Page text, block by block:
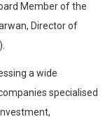
Member of the
Director of
a wide
specialised